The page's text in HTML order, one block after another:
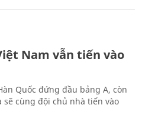
Nam vẫn tiến vào
Quốc đứng đầu bảng A, còn
sẽ cùng đội chủ nhà tiến vào